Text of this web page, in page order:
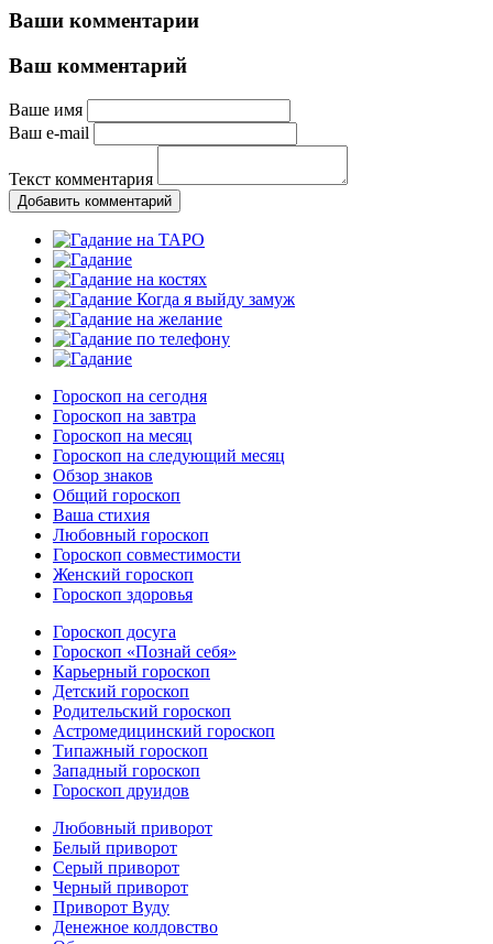
Ваши комментарии
Ваш комментарий
Ваше имя
Ваш e-mail
Текст комментария
Добавить комментарий
Гороскоп на сегодня
Гороскоп на завтра
Гороскоп на месяц
Гороскоп на следующий месяц
Обзор знаков
Общий гороскоп
Ваша стихия
Любовный гороскоп
Гороскоп совместимости
Женский гороскоп
Гороскоп здоровья
Гороскоп досуга
Гороскоп «Познай себя»
Карьерный гороскоп
Детский гороскоп
Родительский гороскоп
Астромедицинский гороскоп
Типажный гороскоп
Западный гороскоп
Гороскоп друидов
Любовный приворот
Белый приворот
Серый приворот
Черный приворот
Приворот Вуду
Денежное колдовство